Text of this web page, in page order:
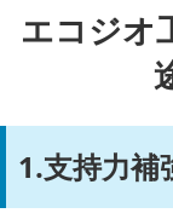
エコジオ
1.支持力補